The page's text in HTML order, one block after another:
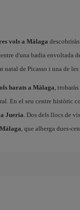
vols a Màlaga
d'una badia envoltada
natal de Picasso i una de
barats a Màlaga,
En el seu centre històric
Jueria. Dos dels llocs de
, que alberga dues-